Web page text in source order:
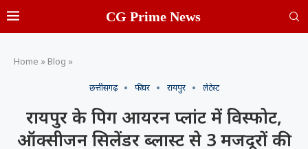
CG Prime News
Home » Blog »
छत्तीसगढ़ फीचर रायपुर लेटेस्ट
रायपुर के पिग आयरन प्लांट में विस्फोट,
ऑक्सीजन सिलेंडर ब्लास्ट से 3 मजदूरों की